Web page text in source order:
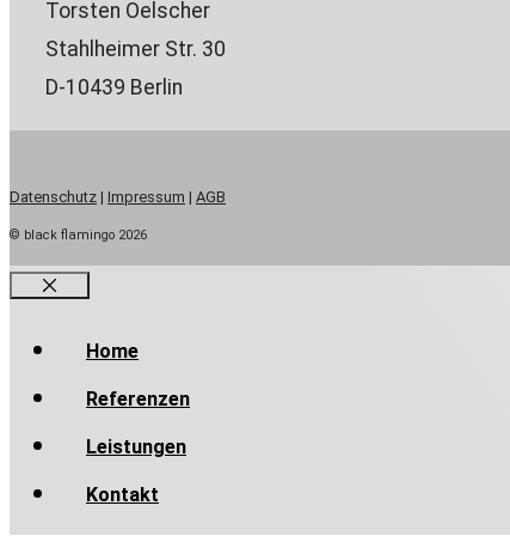
Torsten Oelscher
Stahlheimer Str. 30
D-10439 Berlin
Datenschutz | Impressum | AGB
© black flamingo 2026
Close
Home
Referenzen
Leistungen
Kontakt